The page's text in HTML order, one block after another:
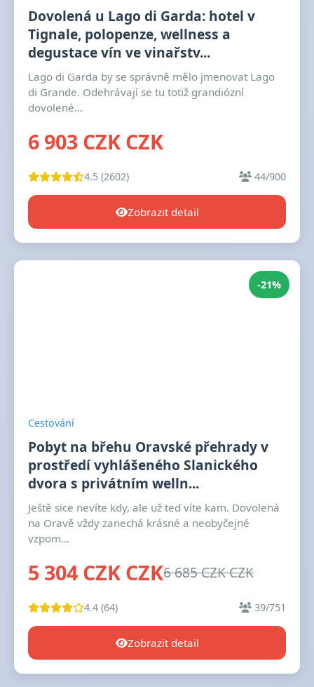
Dovolená u Lago di Garda: hotel v
Tignale, polopenze, wellness a
degustace vín ve vinařstv...
Lago di Garda by se správně mělo jmenovat Lago
di Grande. Odehrávají se tu totiž grandiózní
dovolené...
6 903 CZK CZK
4.5 (2602) 44/900
Zobrazit detail
-21%
Cestování
Pobyt na břehu Oravské přehrady v
prostředí vyhlášeného Slanického
dvora s privátním welln...
Ještě sice nevíte kdy, ale už teď víte kam. Dovolená
na Oravě vždy zanechá krásné a neobyčejné
vzpom...
5 304 CZK CZK6 685 CZK CZK
4.4 (64) 39/751
Zobrazit detail